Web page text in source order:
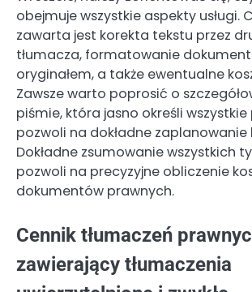
obejmuje wszystkie aspekty usługi.
zawarta jest korekta tekstu przez
tłumacza, formatowanie
oryginałem, a także ewentualne
Zawsze warto poprosić o
piśmie, która jasno określi wszystkie
pozwoli na dokładne zaplanowanie
Dokładne zsumowanie wszystkich
pozwoli na precyzyjne obliczenie
dokumentów prawnych.
Cennik tłumaczeń
zawierający tłumaczenia